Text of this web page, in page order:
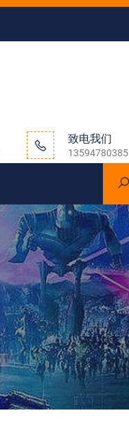
致电我们
13594780385